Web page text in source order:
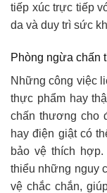
tiếp xúc trực tiếp
da và duy trì sức
Phòng ngừa chấn
Những công việc
thực phẩm hay
chấn thương cho
hay điện giật có
bảo vệ thích
thiểu những nguy
vệ chắc chắn,